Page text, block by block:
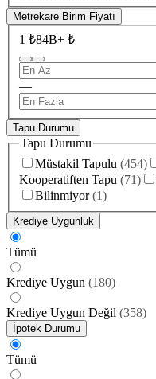
Metrekare Birim Fiyatı
1 ₺84B+ ₺
—
Tapu Durumu
Tapu Durumu
Müstakil Tapulu (454)
Kooperatiften Tapu (71)
Bilinmiyor (1)
Krediye Uygunluk
Tümü
Krediye Uygun (180)
Krediye Uygun Değil (358)
İpotek Durumu
Tümü